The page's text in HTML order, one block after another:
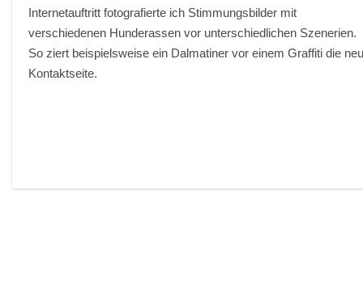
Internetauftritt fotografierte ich Stimmungsbilder mit
verschiedenen Hunderassen vor unterschiedlichen Szenerien.
So ziert beispielsweise ein Dalmatiner vor einem Graffiti die
Kontaktseite.